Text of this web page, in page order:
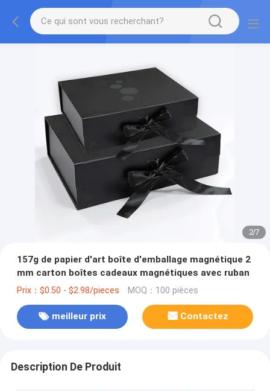
2/7
157g de papier d'art boîte d'emballage magnétique 2
mm carton boîtes cadeaux magnétiques avec ruban
Prix：$0.50 - $2.98/pieces MOQ：100 pièces
meilleur prix Contactez
Description De Produit